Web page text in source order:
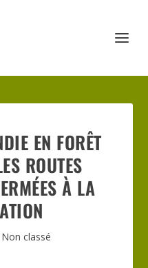
EN FORÊT
ROUTES
À LA
Non classé